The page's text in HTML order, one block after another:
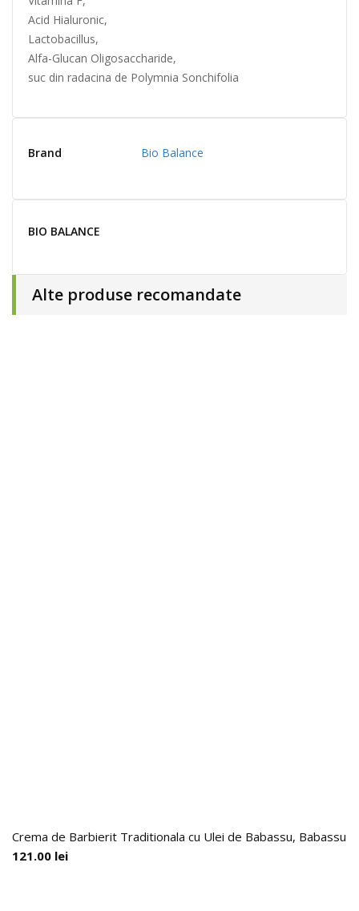
Acid Hialuronic,
Lactobacillus,
Alfa-Glucan Oligosaccharide,
suc din radacina de Polymnia Sonchifolia
Brand Bio Balance
BIO BALANCE
Alte produse recomandate
Crema de Barbierit Traditionala cu Ulei de Babassu, Babassu
121.00 lei